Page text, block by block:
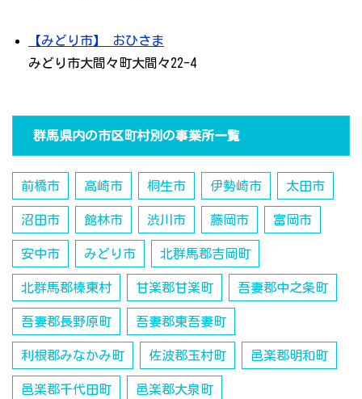
【みどり市】 おひさま
みどり市大間々町大間々22-4
群馬県内の市区町村別の事業所一覧
前橋市 高崎市 桐生市 伊勢崎市 太田市
沼田市 館林市 渋川市 藤岡市 富岡市
安中市 みどり市 北群馬郡吉岡町
北群馬郡榛東村 甘楽郡甘楽町 吾妻郡中之条町
吾妻郡長野原町 吾妻郡東吾妻町
利根郡みなかみ町 佐波郡玉村町 邑楽郡明和町
邑楽郡千代田町 邑楽郡大泉町